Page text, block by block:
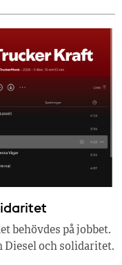
behövdes på jobbet.
Diesel och solidaritet.